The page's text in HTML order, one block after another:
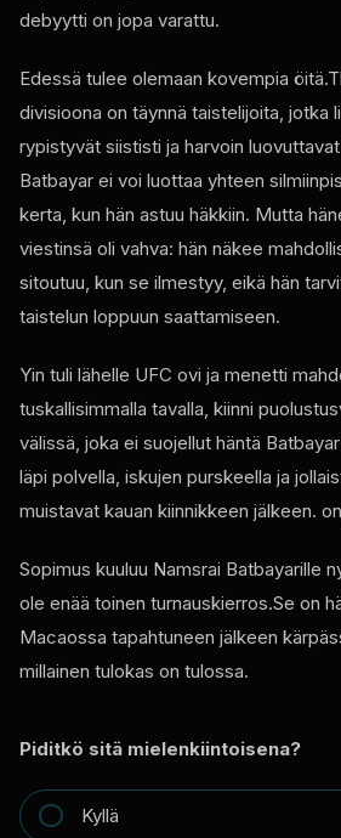
debyytti on jopa varattu.
Edessä tulee olemaan kovempia
divisioona on täynnä taistelijoita, jotka
rypistyvät siististi ja harvoin
Batbayar ei voi luottaa yhteen
kerta, kun hän astuu häkkiin. Mutta
viestinsä oli vahva: hän näkee
sitoutuu, kun se ilmestyy, eikä hän
taistelun loppuun saattamiseen.
Yin tuli lähelle UFC ovi ja menetti
tuskallisimmalla tavalla, kiinni
välissä, joka ei suojellut häntä
läpi polvella, iskujen purskeella ja
muistavat kauan kiinnikkeen jälkeen.
Sopimus kuuluu Namsrai Batbayarille
ole enää toinen turnauskierros.Se on
Macaossa tapahtuneen jälkeen
millainen tulokas on tulossa.
Piditkö sitä mielenkiintoisena?
Kyllä